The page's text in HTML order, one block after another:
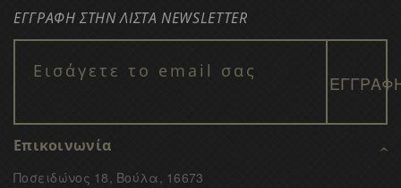
ΕΓΓΡΑΦΗ ΣΤΗΝ ΛΙΣΤΑ NEWSLETTER
Επικοινωνία
Ποσειδώνος 18, Βούλα, 16673